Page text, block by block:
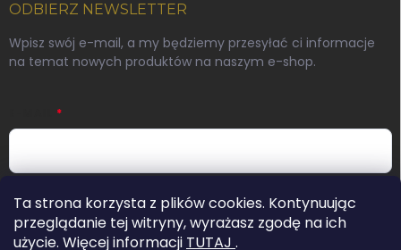
Ta strona korzysta z plików cookies. Kontynuując
przeglądanie tej witryny, wyrażasz zgodę na ich
użycie. Więcej informacji TUTAJ .
ODBIERZ NEWSLETTER
Wpisz swój e-mail, a my będziemy przesyłać ci informacje
na temat nowych produktów na naszym e-shop.
Podając swój adres e-mail wyrażasz zgodę na warunki
ochrony danych osobowych.